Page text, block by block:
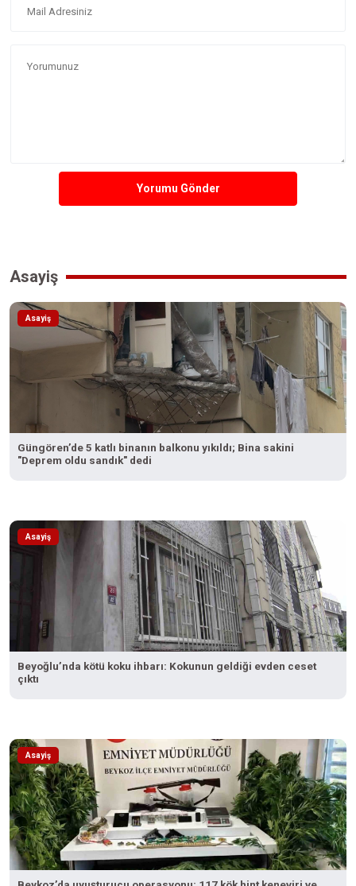
Yorumu Gönder
Asayiş
Asayiş
Güngören’de 5 katlı binanın balkonu yıkıldı; Bina sakini
"Deprem oldu sandık" dedi
Asayiş
Beyoğlu’nda kötü koku ihbarı: Kokunun geldiği evden ceset
çıktı
Asayiş